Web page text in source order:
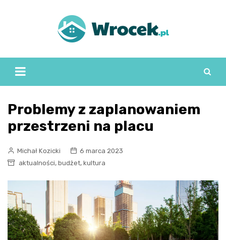
Problemy z zaplanowaniem
przestrzeni na placu
Michał Kozicki
6 marca 2023
aktualności, budżet, kultura